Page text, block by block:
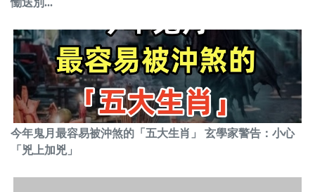
今年鬼月最容易被沖煞的「五大生肖」 玄學家警告：小心
「兇上加兇」